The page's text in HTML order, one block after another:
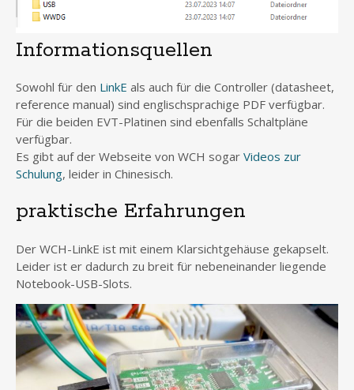
Informationsquellen
Sowohl für den LinkE als auch für die Controller (datasheet,
reference manual) sind englischsprachige PDF verfügbar.
Für die beiden EVT-Platinen sind ebenfalls Schaltpläne
verfügbar.
Es gibt auf der Webseite von WCH sogar Videos zur
Schulung, leider in Chinesisch.
praktische Erfahrungen
Der WCH-LinkE ist mit einem Klarsichtgehäuse gekapselt.
Leider ist er dadurch zu breit für nebeneinander liegende
Notebook-USB-Slots.